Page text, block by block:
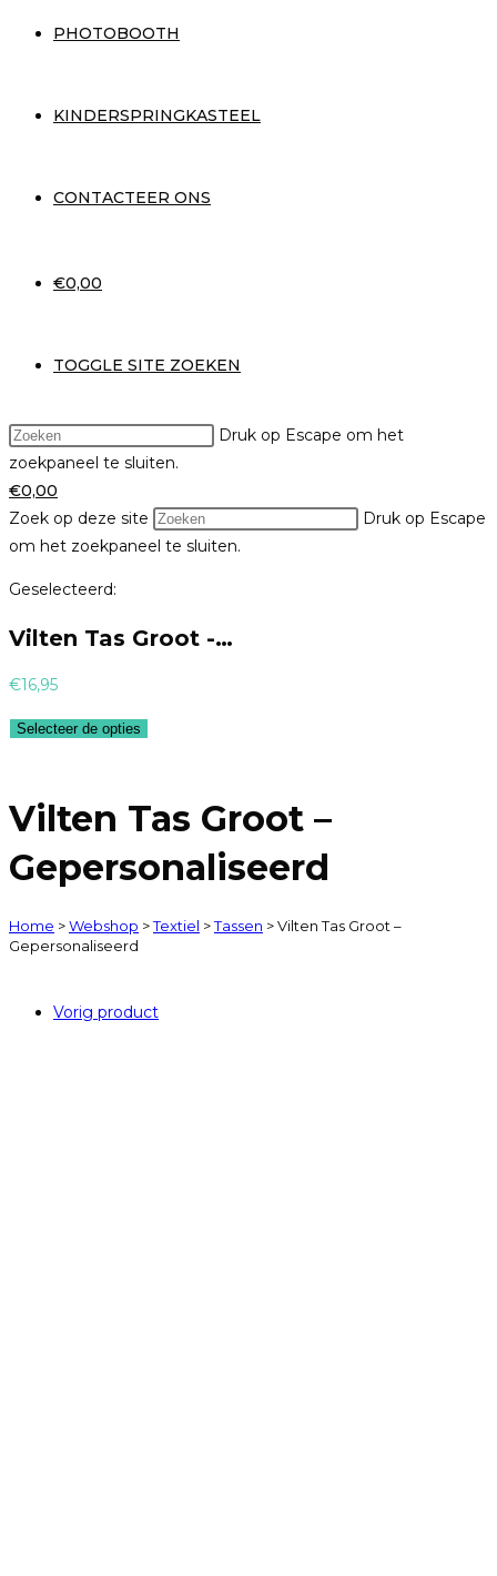
PHOTOBOOTH
KINDERSPRINGKASTEEL
CONTACTEER ONS
€0,00
TOGGLE SITE ZOEKEN
Druk op Escape om het
zoekpaneel te sluiten.
€0,00
Zoek op deze site
Druk op Escape
om het zoekpaneel te sluiten.
Geselecteerd:
Vilten Tas Groot -…
€16,95
Selecteer de opties
Vilten Tas Groot –
Gepersonaliseerd
Home >Webshop >Textiel >Tassen >Vilten Tas Groot –
Gepersonaliseerd
Vorig product